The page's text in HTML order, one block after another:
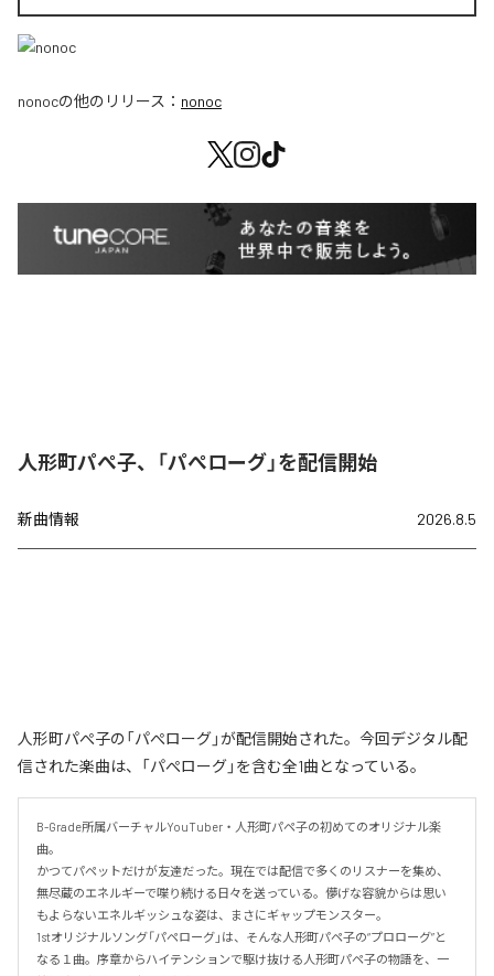
nonocの他のリリース： nonoc
人形町パぺ子、「パぺローグ」を配信開始
新曲情報 2026.8.5
人形町パぺ子の「パぺローグ」が配信開始された。今回デジタル配
信された楽曲は、「パぺローグ」を含む全1曲となっている。
B-Grade所属バーチャルYouTuber・人形町パペ子の初めてのオリジナル楽
曲。
かつてパペットだけが友達だった。現在では配信で多くのリスナーを集め、
無尽蔵のエネルギーで喋り続ける日々を送っている。儚げな容貌からは思い
もよらないエネルギッシュな姿は、まさにギャップモンスター。
1stオリジナルソング「パペローグ」は、そんな人形町パペ子の“プロローグ”と
なる１曲。序章からハイテンションで駆け抜ける人形町パペ子の物語を、一